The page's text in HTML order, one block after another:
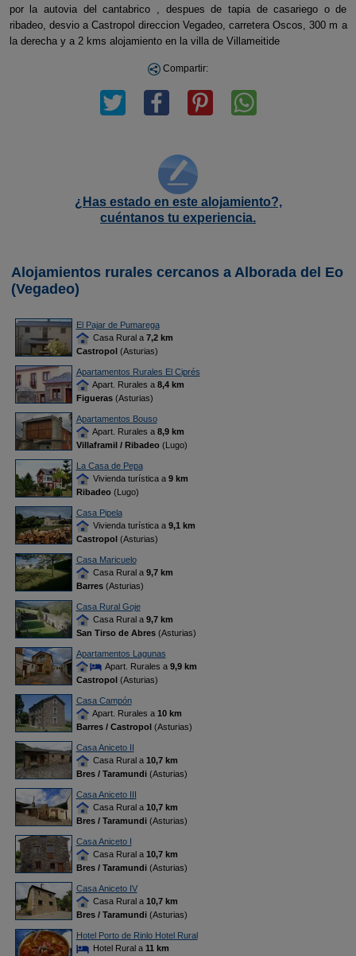
por la autovia del cantabrico , despues de tapia de casariego o de
ribadeo, desvio a Castropol direccion Vegadeo, carretera Oscos, 300 m a
la derecha y a 2 kms alojamiento en la villa de Villameitide
Compartir:
¿Has estado en este alojamiento?,
cuéntanos tu experiencia.
Alojamientos rurales cercanos a Alborada del Eo
(Vegadeo)
El Pajar de Pumarega
Casa Rural a 7,2 km
Castropol(Asturias)
Apartamentos Rurales El Ciprés
Apart. Rurales a 8,4 km
Figueras(Asturias)
Apartamentos Bouso
Apart. Rurales a 8,9 km
Villaframil / Ribadeo(Lugo)
La Casa de Pepa
Vivienda turística a 9 km
Ribadeo(Lugo)
Casa Pipela
Vivienda turística a 9,1 km
Castropol(Asturias)
Casa Maricuelo
Casa Rural a 9,7 km
Barres(Asturias)
Casa Rural Goje
Casa Rural a 9,7 km
San Tirso de Abres(Asturias)
Apartamentos Lagunas
Apart. Rurales a 9,9 km
Castropol(Asturias)
Casa Campón
Apart. Rurales a 10 km
Barres / Castropol(Asturias)
Casa Aniceto II
Casa Rural a 10,7 km
Bres / Taramundi(Asturias)
Casa Aniceto III
Casa Rural a 10,7 km
Bres / Taramundi(Asturias)
Casa Aniceto I
Casa Rural a 10,7 km
Bres / Taramundi(Asturias)
Casa Aniceto IV
Casa Rural a 10,7 km
Bres / Taramundi(Asturias)
Hotel Porto de Rinlo Hotel Rural
Hotel Rural a 11 km